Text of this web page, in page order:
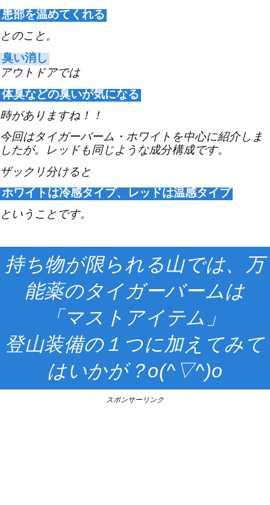
患部を温めてくれる
とのこと。
臭い消し
アウトドアでは
体臭などの臭いが気になる
時がありますね！！
今回はタイガーバーム・ホワイトを中心に紹介しま
したが。レッドも同じような成分構成です。
ザックリ分けると
ホワイトは冷感タイプ、レッドは温感タイプ
ということです。
持ち物が限られる山では、万
能薬のタイガーバームは
「マストアイテム」
登山装備の１つに加えてみて
はいかが？o(^ ▽^)o
スポンサーリンク